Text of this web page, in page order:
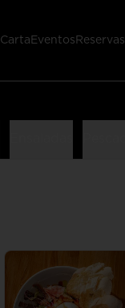
Carta Eventos Reservas